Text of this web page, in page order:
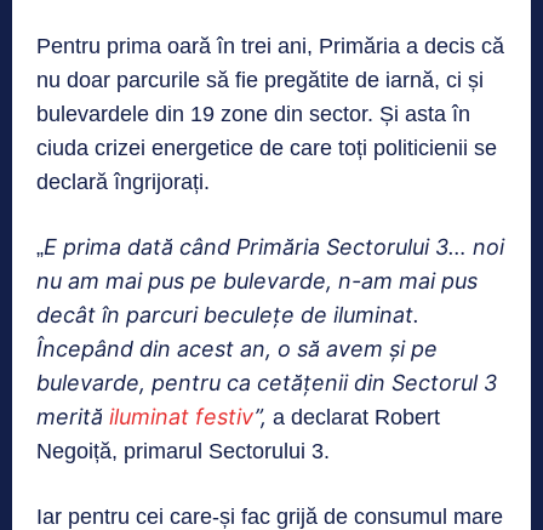
Pentru prima oară în trei ani, Primăria a decis că
nu doar parcurile să fie pregătite de iarnă, ci și
bulevardele din 19 zone din sector. Și asta în
ciuda crizei energetice de care toți politicienii se
declară îngrijorați.
„E prima dată când Primăria Sectorului 3… noi
nu am mai pus pe bulevarde, n-am mai pus
decât în parcuri beculețe de iluminat.
Începând din acest an, o să avem și pe
bulevarde, pentru ca cetățenii din Sectorul 3
merită iluminat festiv”, a declarat Robert
Negoiță, primarul Sectorului 3.
Iar pentru cei care-și fac grijă de consumul mare